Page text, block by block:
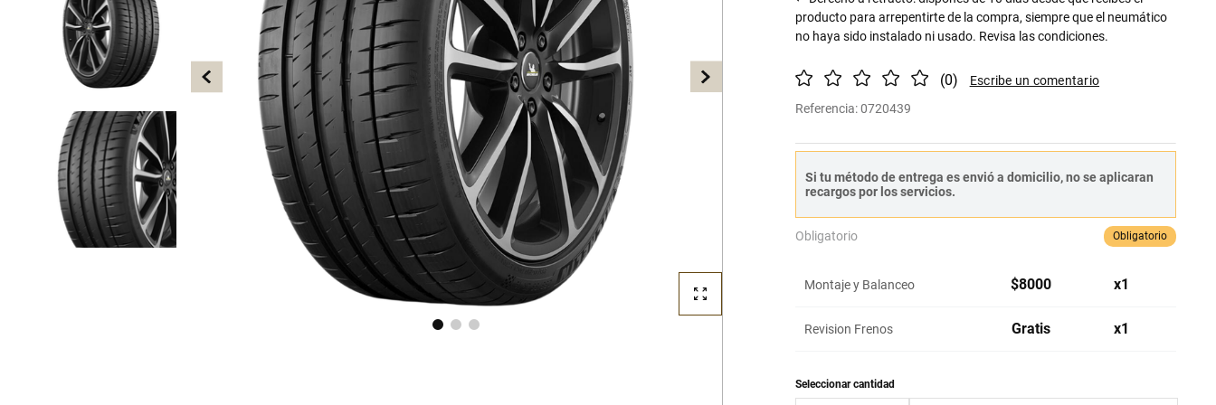
producto para arrepentirte de la compra, siempre que el neumático
no haya sido instalado ni usado. Revisa las condiciones.
(0)
Referencia:0720439
Si tu método de entrega es envió a domicilio, no se aplicaran
recargos por los servicios.
Obligatorio Obligatorio
Montaje y Balanceo $8000 x1
Revision Frenos Gratis x1